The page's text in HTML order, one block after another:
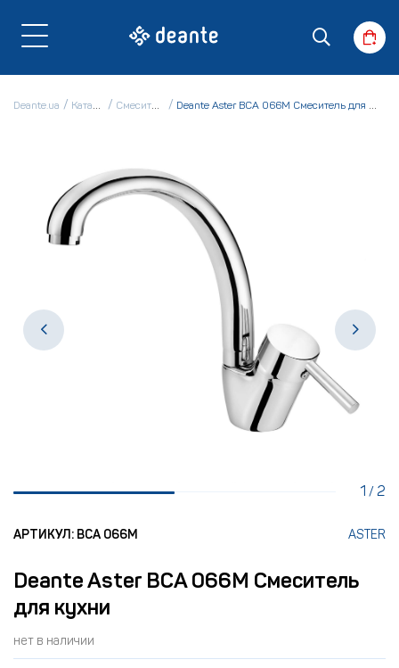
Deante.ua Каталог Смесители Deante Aster BCA 066M Смеситель для кухни
1 /2
АРТИКУЛ: BCA 066M ASTER
Deante Aster BCA 066M Смеситель
для кухни
нет в наличии